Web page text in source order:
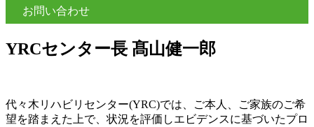
お問い合わせ
YRCセンター長 髙山健一郎
代々木リハビリセンター(YRC)では、ご本人、ご家族のご希
望を踏まえた上で、状況を評価しエビデンスに基づいたプロ